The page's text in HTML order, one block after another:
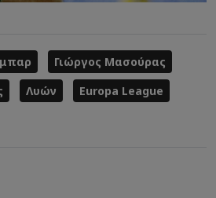
Γιώργος Μασούρας
Λυών
Europa League